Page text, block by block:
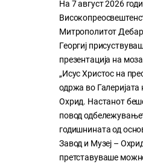
На 7 август 2026
Митрополитот
Георгиј
презентација на
„Исус Христос на
одржа во Галеријата
Охрид. Настанот
повод
годишнината од
Завод и Музеј –
претставуваше